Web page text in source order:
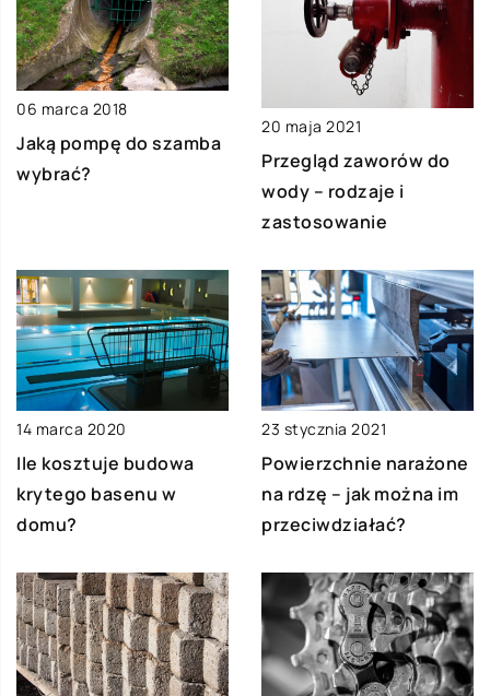
06 marca 2018
Jaką pompę do szamba
wybrać?
20 maja 2021
Przegląd zaworów do
wody – rodzaje i
zastosowanie
14 marca 2020
Ile kosztuje budowa
krytego basenu w
domu?
23 stycznia 2021
Powierzchnie narażone
na rdzę – jak można im
przeciwdziałać?